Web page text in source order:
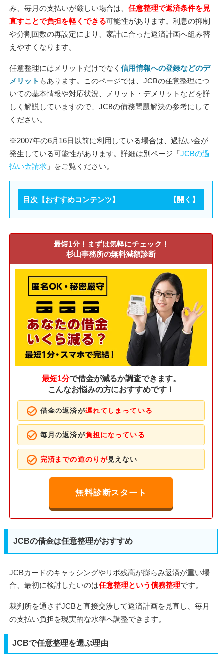
み、毎月の支払いが厳しい場合は、 任意整理で返済条件を見
直すことで負担を軽くできる可能性があります。利息の抑制
や分割回数の再設定により、家計に合った返済計画へ組み替
えやすくなります。
任意整理にはメリットだけでなく 信用情報への登録などのデ
メリット もあります。このページでは、JCBの任意整理につ
いての基本情報や対応状況、メリット・デメリットなどを詳
しく解説していますので、JCBの債務問題解決の参考にして
ください。
※2007年の6月16日以前に利用している場合は、過払い金が
発生している可能性があります。詳細は別ページ「JCBの過
払い金請求」をご覧ください。
目次【おすすめコンテンツ】
最短1分！まずは気軽にチェック！
杉山事務所の無料減額診断
最短1分で借金が減るか調査できます。
こんなお悩みの方におすすめです！
借金の返済が遅れてしまっている
毎月の返済が負担になっている
完済までの道のりが見えない
無料診断スタート
JCBの借金は任意整理がおすすめ
JCBカードのキャッシングやリボ残高が膨らみ返済が重い場
合、最初に検討したいのは任意整理という債務整理です。
裁判所を通さずJCBと直接交渉して返済計画を見直し、毎月
の支払い負担を現実的な水準へ調整できます。
JCBで任意整理を選ぶ理由